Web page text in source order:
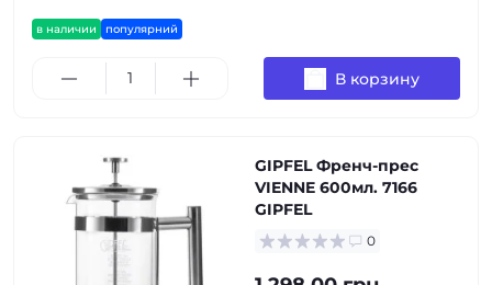
в наличии популярний
В корзину
GIPFEL Френч-прес
VIENNE 600мл. 7166
GIPFEL
0